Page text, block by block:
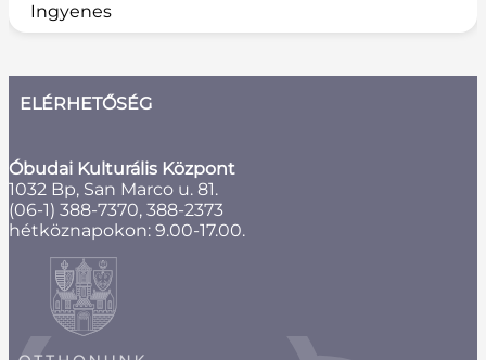
Ingyenes
ELÉRHETŐSÉG
Óbudai Kulturális Központ
1032 Bp, San Marco u. 81.
(06-1) 388-7370, 388-2373
hétköznapokon: 9.00-17.00.